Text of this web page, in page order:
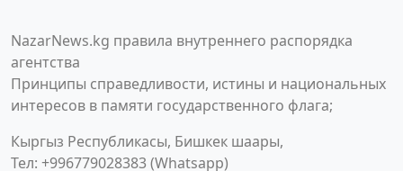
NazarNews.kg правила внутреннего распорядка
агентства
Принципы справедливости, истины и национальных
интересов в памяти государственного флага;
Кыргыз Республикасы, Бишкек шаары,
Тел: +996779028383 (Whatsapp)